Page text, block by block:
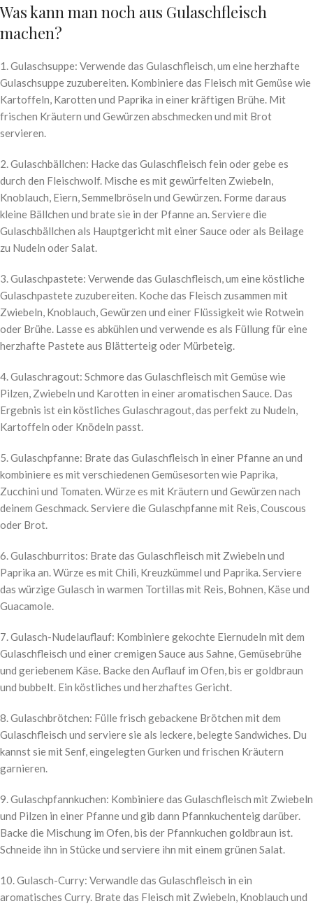
Was kann man noch aus Gulaschfleisch
machen?
1. Gulaschsuppe: Verwende das Gulaschfleisch, um eine herzhafte
Gulaschsuppe zuzubereiten. Kombiniere das Fleisch mit Gemüse wie
Kartoffeln, Karotten und Paprika in einer kräftigen Brühe. Mit
frischen Kräutern und Gewürzen abschmecken und mit Brot
servieren.
2. Gulaschbällchen: Hacke das Gulaschfleisch fein oder gebe es
durch den Fleischwolf. Mische es mit gewürfelten Zwiebeln,
Knoblauch, Eiern, Semmelbröseln und Gewürzen. Forme daraus
kleine Bällchen und brate sie in der Pfanne an. Serviere die
Gulaschbällchen als Hauptgericht mit einer Sauce oder als Beilage
zu Nudeln oder Salat.
3. Gulaschpastete: Verwende das Gulaschfleisch, um eine köstliche
Gulaschpastete zuzubereiten. Koche das Fleisch zusammen mit
Zwiebeln, Knoblauch, Gewürzen und einer Flüssigkeit wie Rotwein
oder Brühe. Lasse es abkühlen und verwende es als Füllung für eine
herzhafte Pastete aus Blätterteig oder Mürbeteig.
4. Gulaschragout: Schmore das Gulaschfleisch mit Gemüse wie
Pilzen, Zwiebeln und Karotten in einer aromatischen Sauce. Das
Ergebnis ist ein köstliches Gulaschragout, das perfekt zu Nudeln,
Kartoffeln oder Knödeln passt.
5. Gulaschpfanne: Brate das Gulaschfleisch in einer Pfanne an und
kombiniere es mit verschiedenen Gemüsesorten wie Paprika,
Zucchini und Tomaten. Würze es mit Kräutern und Gewürzen nach
deinem Geschmack. Serviere die Gulaschpfanne mit Reis, Couscous
oder Brot.
6. Gulaschburritos: Brate das Gulaschfleisch mit Zwiebeln und
Paprika an. Würze es mit Chili, Kreuzkümmel und Paprika. Serviere
das würzige Gulasch in warmen Tortillas mit Reis, Bohnen, Käse und
Guacamole.
7. Gulasch-Nudelauflauf: Kombiniere gekochte Eiernudeln mit dem
Gulaschfleisch und einer cremigen Sauce aus Sahne, Gemüsebrühe
und geriebenem Käse. Backe den Auflauf im Ofen, bis er goldbraun
und bubbelt. Ein köstliches und herzhaftes Gericht.
8. Gulaschbrötchen: Fülle frisch gebackene Brötchen mit dem
Gulaschfleisch und serviere sie als leckere, belegte Sandwiches. Du
kannst sie mit Senf, eingelegten Gurken und frischen Kräutern
garnieren.
9. Gulaschpfannkuchen: Kombiniere das Gulaschfleisch mit Zwiebeln
und Pilzen in einer Pfanne und gib dann Pfannkuchenteig darüber.
Backe die Mischung im Ofen, bis der Pfannkuchen goldbraun ist.
Schneide ihn in Stücke und serviere ihn mit einem grünen Salat.
10. Gulasch-Curry: Verwandle das Gulaschfleisch in ein
aromatisches Curry. Brate das Fleisch mit Zwiebeln, Knoblauch und